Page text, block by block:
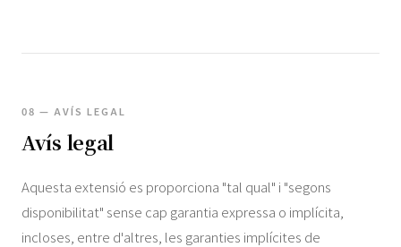
08 — AVÍS LEGAL
Avís legal
Aquesta extensió es proporciona "tal qual" i "segons
disponibilitat" sense cap garantia expressa o implícita,
incloses, entre d'altres, les garanties implícites de